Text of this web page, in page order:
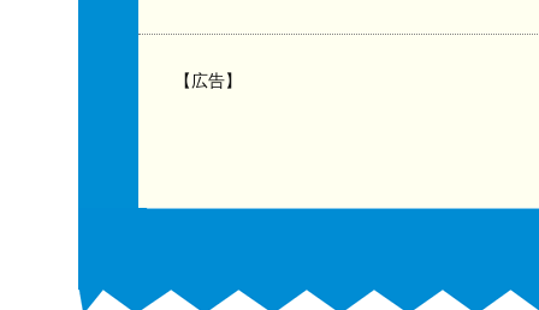
【広告】